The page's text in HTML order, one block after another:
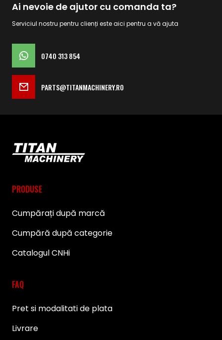
Ai nevoie de ajutor cu comanda ta?
Serviciul nostru pentru clienți este aici pentru a vă ajuta
0740 313 854
PARTS@TITANMACHINERY.RO
PRODUSE
Cumpărați după marcă
Cumpără după categorie
Catalogul CNHi
FAQ
Pret si modalitati de plata
Livrare